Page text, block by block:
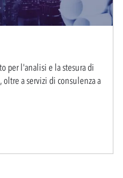
per l'analisi e la stesura di
a servizi di consulenza a